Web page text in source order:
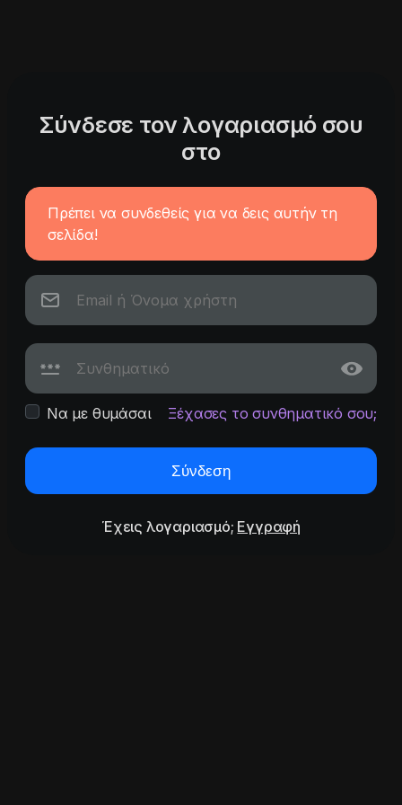
Σύνδεσε τον λογαριασμό σου
στο
Πρέπει να συνδεθείς για να δεις αυτήν τη
σελίδα!
Να με θυμάσαι Ξέχασες το συνθηματικό σου;
Σύνδεση
Έχεις λογαριασμό; Εγγραφή